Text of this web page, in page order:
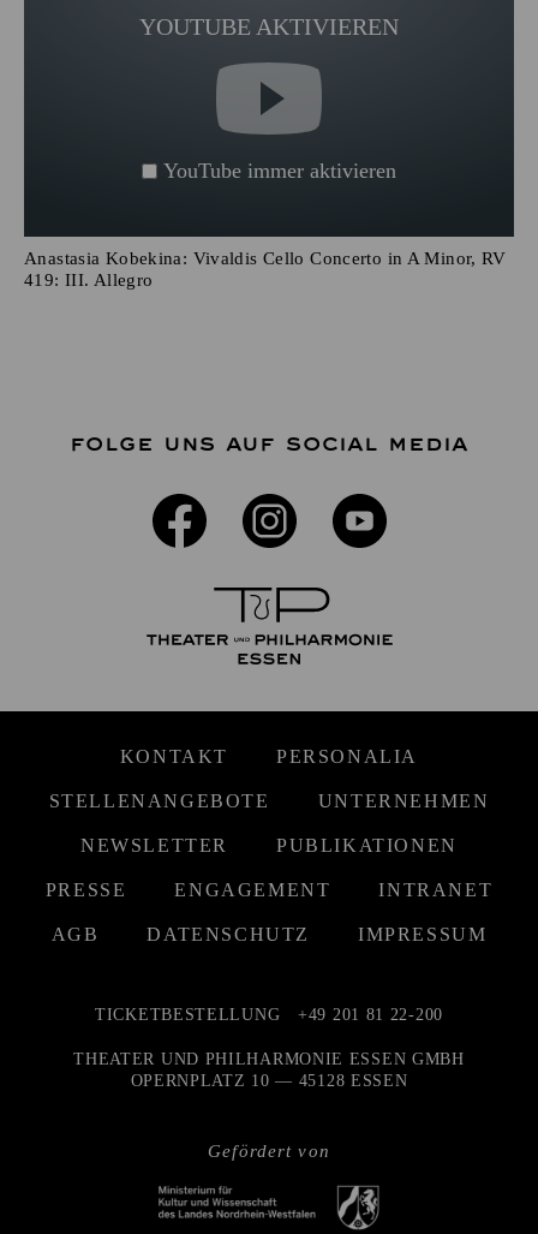
YOUTUBE AKTIVIEREN
YouTube immer aktivieren
Anastasia Kobekina: Vivaldis Cello Concerto in A Minor, RV
419: III. Allegro
FOLGE UNS AUF SOCIAL MEDIA
KONTAKT PERSONALIA
STELLENANGEBOTE UNTERNEHMEN
NEWSLETTER PUBLIKATIONEN
PRESSE ENGAGEMENT INTRANET
AGB DATENSCHUTZ IMPRESSUM
Gefördert von
TICKETBESTELLUNG +49 201 81 22-200
THEATER UND PHILHARMONIE ESSEN GMBH
OPERNPLATZ 10 — 45128 ESSEN